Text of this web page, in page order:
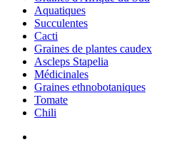
Aquatiques
Succulentes
Cacti
Graines de plantes caudex
Ascleps Stapelia
Médicinales
Graines ethnobotaniques
Tomate
Chili